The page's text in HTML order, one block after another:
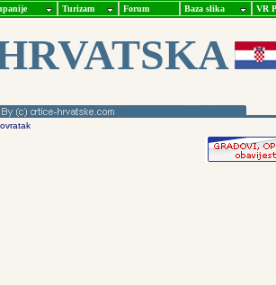
Turizam Forum Baza slika VR